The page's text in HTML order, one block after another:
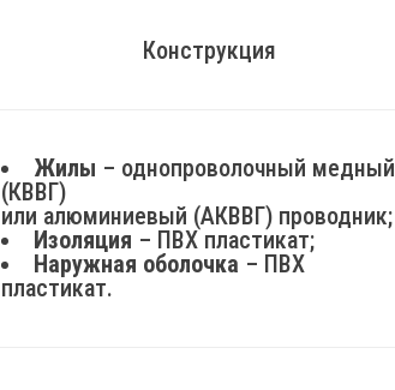
Конструкция
Жилы – однопроволочный медный
(КВВГ)
или алюминиевый (АКВВГ) проводник;
Изоляция – ПВХ пластикат;
Наружная оболочка – ПВХ
пластикат.